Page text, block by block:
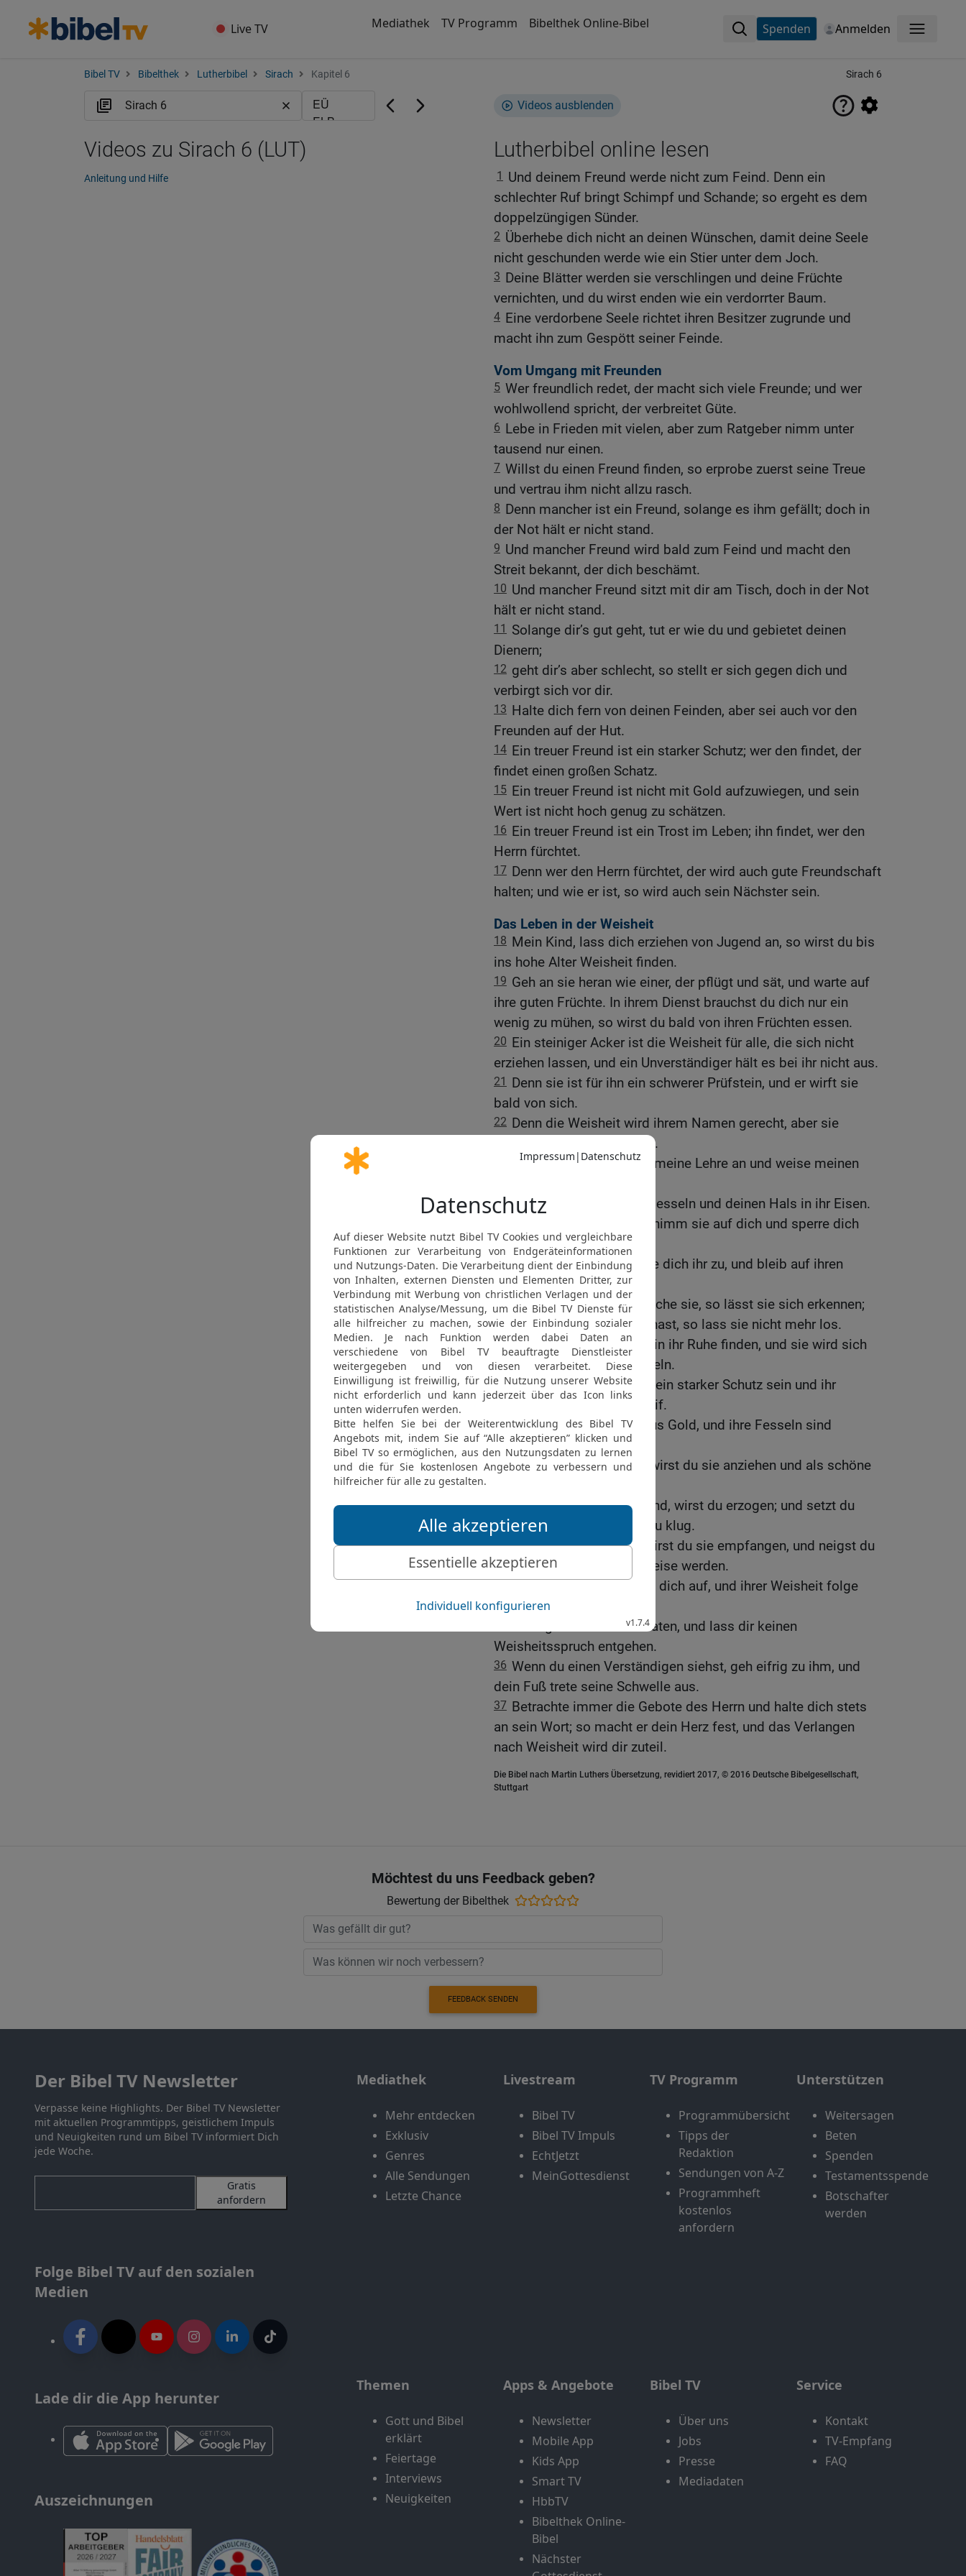
Live TV Mediathek TV Programm Bibelthek Online-Bibel Spenden Anmelden Menü
Bibel TV Bibelthek Lutherbibel Sirach Kapitel 6 Sirach 6
Videos ausblenden
Lutherbibel online lesen
1 Und deinem Freund werde nicht zum Feind. Denn ein
schlechter Ruf bringt Schimpf und Schande; so ergeht es dem
doppelzüngigen Sünder.
2 Überhebe dich nicht an deinen Wünschen, damit deine Seele
nicht geschunden werde wie ein Stier unter dem Joch.
3 Deine Blätter werden sie verschlingen und deine Früchte
vernichten, und du wirst enden wie ein verdorrter Baum.
4 Eine verdorbene Seele richtet ihren Besitzer zugrunde und
macht ihn zum Gespött seiner Feinde.
Vom Umgang mit Freunden
5 Wer freundlich redet, der macht sich viele Freunde; und wer
wohlwollend spricht, der verbreitet Güte.
6 Lebe in Frieden mit vielen, aber zum Ratgeber nimm unter
tausend nur einen.
7 Willst du einen Freund finden, so erprobe zuerst seine Treue
und vertrau ihm nicht allzu rasch.
8 Denn mancher ist ein Freund, solange es ihm gefällt; doch in
der Not hält er nicht stand.
9 Und mancher Freund wird bald zum Feind und macht den
Streit bekannt, der dich beschämt.
10 Und mancher Freund sitzt mit dir am Tisch, doch in der Not
hält er nicht stand.
11
Solange dir’s gut geht, tut er wie du und gebietet deinen
Dienern;
12 geht dir’s aber schlecht, so stellt er sich gegen dich und
verbirgt sich vor dir.
13 Halte dich fern von deinen Feinden, aber sei auch vor den
Freunden auf der Hut.
14 Ein treuer Freund ist ein starker Schutz; wer den findet, der
findet einen großen Schatz.
15 Ein treuer Freund ist nicht mit Gold aufzuwiegen, und sein
Wert ist nicht hoch genug zu schätzen.
16 Ein treuer Freund ist ein Trost im Leben; ihn findet, wer den
Herrn fürchtet.
17 Denn wer den Herrn fürchtet, der wird auch gute Freundschaft
halten; und wie er ist, so wird auch sein Nächster sein.
Das Leben in der Weisheit
18 Mein Kind, lass dich erziehen von Jugend an, so wirst du bis
ins hohe Alter Weisheit finden.
19 Geh an sie heran wie einer, der pflügt und sät, und warte auf
ihre guten Früchte. In ihrem Dienst brauchst du dich nur ein
wenig zu mühen, so wirst du bald von ihren Früchten essen.
20 Ein steiniger Acker ist die Weisheit für alle, die sich nicht
erziehen lassen, und ein Unverständiger hält es bei ihr nicht aus.
21
Denn sie ist für ihn ein schwerer Prüfstein, und er wirft sie
bald von sich.
22 Denn die Weisheit wird ihrem Namen gerecht, aber sie
offenbart sich nur wenigen.
Höre, mein Kind, nimm meine Lehre an und weise meinen
24 Leg deine Füße in ihre Fesseln und deinen Hals in ihr Eisen.
Beuge deine Schultern, nimm sie auf dich und sperre dich
nicht gegen ihre Bande.
26 Von ganzer Seele wende dich ihr zu, und bleib auf ihren
Wegen mit all deiner Kraft.
Forsche nach ihr und suche sie, so lässt sie sich erkennen;
und wenn du sie ergriffen hast, so lass sie nicht mehr los.
28 Denn am Ende wirst du in ihr Ruhe finden, und sie wird sich
für dich in Freude verwandeln.
29 Ihre Fesseln werden dir ein starker Schutz sein und ihr
Halseisen ein herrlicher Reif.
30 Denn ihr Schmuck ist aus Gold, und ihre Fesseln sind
hyazinthfarbene Bänder.
31 Als herrliches Gewand wirst du sie anziehen und als schöne
32 Wenn du willst, mein Kind, wirst du erzogen; und setzt du
dein Herz daran, so wirst du klug.
33 Hörst du gerne zu, so wirst du sie empfangen, und neigst du
deine Ohren, so wirst du weise werden.
Unter den Ältesten halte dich auf, und ihrer Weisheit folge
nach.
Höre gern von Gottes Taten, und lass dir keinen
Weisheitsspruch entgehen.
36 Wenn du einen Verständigen siehst, geh eifrig zu ihm, und
dein Fuß trete seine Schwelle aus.
37 Betrachte immer die Gebote des Herrn und halte dich stets
an sein Wort; so macht er dein Herz fest, und das Verlangen
nach Weisheit wird dir zuteil.
Die Bibel nach Martin Luthers Übersetzung, revidiert 2017, © 2016 Deutsche Bibelgesellschaft,
Stuttgart
Videos zu Sirach 6 (LUT)
Anleitung und Hilfe
Möchtest du uns Feedback geben?
Bewertung der Bibelthek
FEEDBACK SENDEN
Der Bibel TV Newsletter
Verpasse keine Highlights. Der Bibel TV Newsletter
mit aktuellen Programmtipps, geistlichem Impuls
und Neuigkeiten rund um Bibel TV informiert Dich
jede Woche.
Gratis
anfordern
Folge Bibel TV auf den sozialen
Medien
Lade dir die App herunter
Auszeichnungen
Mediathek
Mehr entdecken
Exklusiv
Genres
Alle Sendungen
Letzte Chance
Livestream
Bibel TV
Bibel TV Impuls
EchtJetzt
MeinGottesdienst
TV Programm
Programmübersicht
Tipps der
Redaktion
Sendungen von A-Z
Programmheft
kostenlos
anfordern
Unterstützen
Weitersagen
Beten
Spenden
Testamentsspende
Botschafter
werden
Themen
Gott und Bibel
erklärt
Feiertage
Interviews
Neuigkeiten
Apps & Angebote
Newsletter
Mobile App
Kids App
Smart TV
HbbTV
Bibelthek Online-
Bibel
Nächster
Bibel TV
Über uns
Jobs
Presse
Mediadaten
Service
Kontakt
TV-Empfang
FAQ